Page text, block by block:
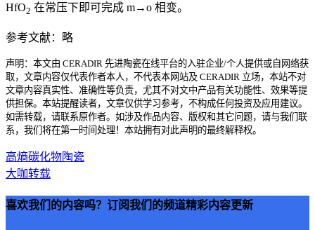
HfO2 在常压下即可完成 m→o 相变。
参考文献：略
声明：本文由 CERADIR 先进陶瓷在线平台的入驻企业/个人提供或自网络获
取，文章内容仅代表作者本人，不代表本网站及 CERADIR 立场，本站不对
文章内容真实性、准确性等负责，尤其不对文中产品有关功能性、效果等提
供担保。本站提醒读者，文章仅供学习参考，不构成任何投资及应用建议。
如需转载，请联系原作者。如涉及作品内容、版权和其它问题，请与我们联
系，我们将在第一时间处理！本站拥有对此声明的最终解释权。
高熵碳化物陶瓷
大咖转载
喜欢我们的内容吗？订阅我们的频道精彩内容更新